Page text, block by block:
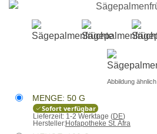
Abbildung ähnlich
MENGE: 50 G
Sofort verfügbar
Lieferzeit: 1-2 Werktage (DE)
Hersteller:Hofapotheke St. Afra